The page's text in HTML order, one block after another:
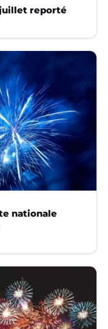
juillet reporté
nationale